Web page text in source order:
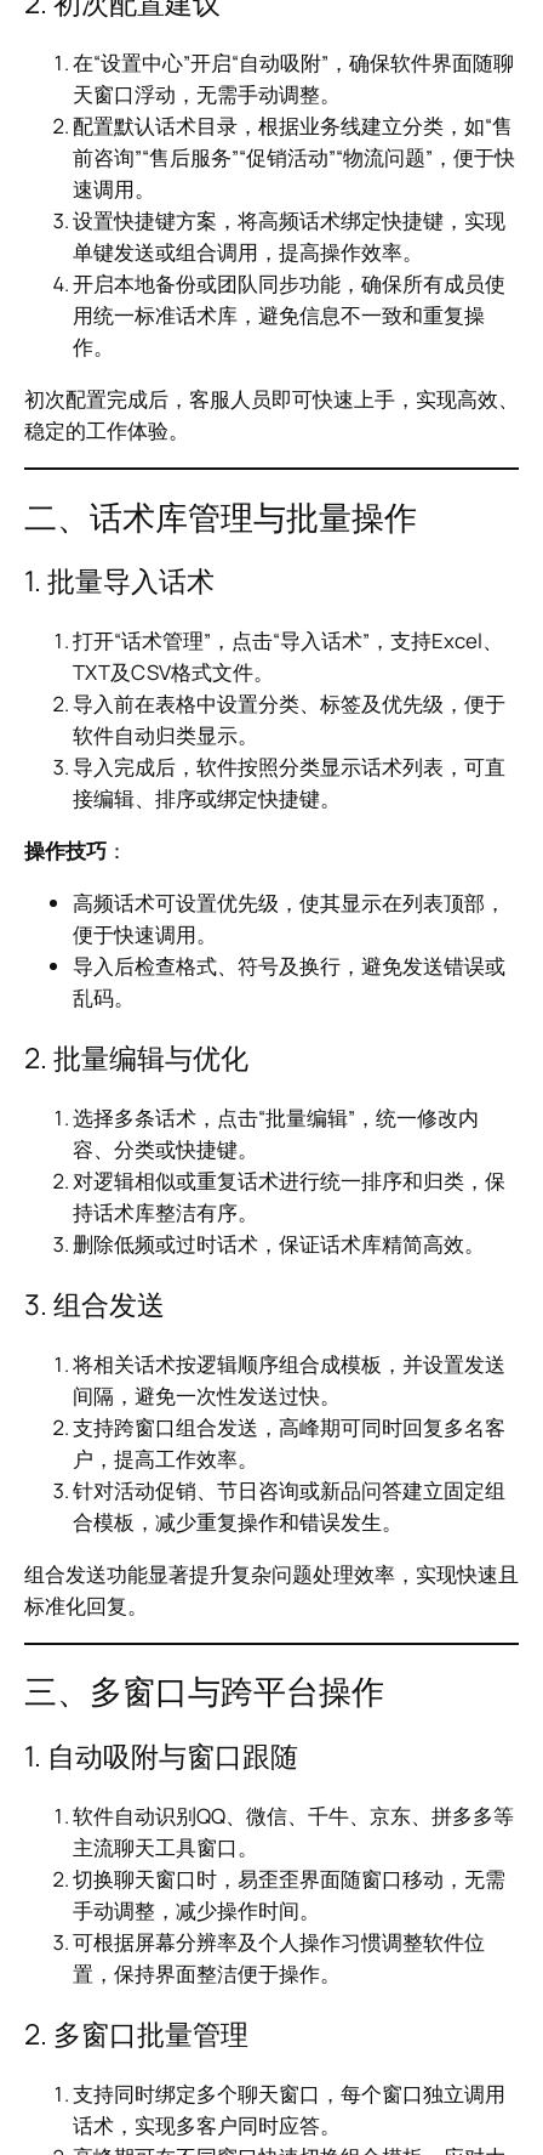
在“设置中心”开启“自动吸附”，确保软件界面随聊
天窗口浮动，无需手动调整。
配置默认话术目录，根据业务线建立分类，如“售
前咨询”“售后服务”“促销活动”“物流问题”，便于快
速调用。
设置快捷键方案，将高频话术绑定快捷键，实现
单键发送或组合调用，提高操作效率。
开启本地备份或团队同步功能，确保所有成员使
用统一标准话术库，避免信息不一致和重复操
作。
初次配置完成后，客服人员即可快速上手，实现高效、
稳定的工作体验。
二、话术库管理与批量操作
1. 批量导入话术
打开“话术管理”，点击“导入话术”，支持Excel、
TXT及CSV格式文件。
导入前在表格中设置分类、标签及优先级，便于
软件自动归类显示。
导入完成后，软件按照分类显示话术列表，可直
接编辑、排序或绑定快捷键。
操作技巧 ：
高频话术可设置优先级，使其显示在列表顶部，
便于快速调用。
导入后检查格式、符号及换行，避免发送错误或
乱码。
2. 批量编辑与优化
选择多条话术，点击“批量编辑”，统一修改内
容、分类或快捷键。
对逻辑相似或重复话术进行统一排序和归类，保
持话术库整洁有序。
删除低频或过时话术，保证话术库精简高效。
3. 组合发送
将相关话术按逻辑顺序组合成模板，并设置发送
间隔，避免一次性发送过快。
支持跨窗口组合发送，高峰期可同时回复多名客
户，提高工作效率。
针对活动促销、节日咨询或新品问答建立固定组
合模板，减少重复操作和错误发生。
组合发送功能显著提升复杂问题处理效率，实现快速且
标准化回复。
三、多窗口与跨平台操作
1. 自动吸附与窗口跟随
软件自动识别QQ、微信、千牛、京东、拼多多等
主流聊天工具窗口。
切换聊天窗口时，易歪歪界面随窗口移动，无需
手动调整，减少操作时间。
可根据屏幕分辨率及个人操作习惯调整软件位
置，保持界面整洁便于操作。
2. 多窗口批量管理
支持同时绑定多个聊天窗口，每个窗口独立调用
话术，实现多客户同时应答。